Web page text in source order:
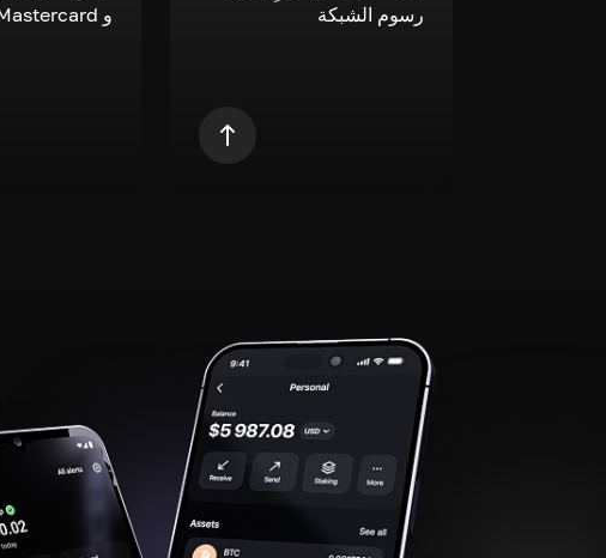
رسوم الشبكة
و Mastercard